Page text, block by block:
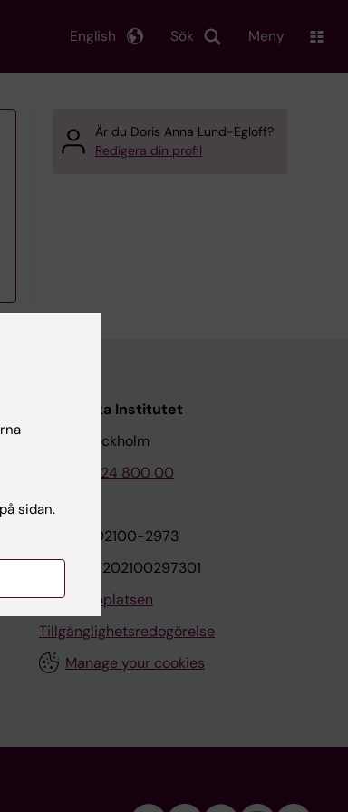
Sök
English Meny
Är du Doris Anna Lund-Egloff?
Redigera din profil
Karolinska Institutet
171 77 Stockholm
Tel: 08-524 800 00
Org.nr: 202100-2973
VAT.nr: SE202100297301
Om webbplatsen
Tillgänglighetsredogörelse
Manage your cookies
sidan.